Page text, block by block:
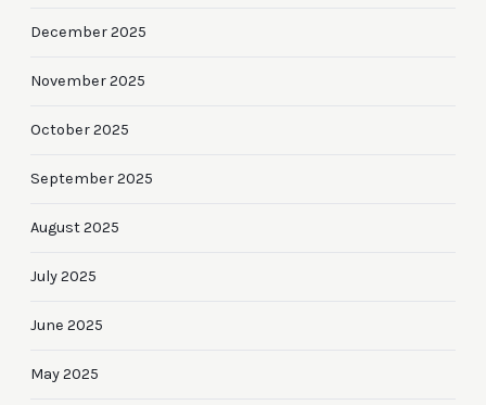
December 2025
November 2025
October 2025
September 2025
August 2025
July 2025
June 2025
May 2025